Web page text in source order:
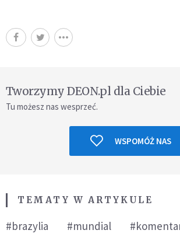
Tworzymy DEON.pl dla Ciebie
Tu możesz nas wesprzeć.
WSPOMÓŻ NAS
TEMATY W ARTYKULE
#brazylia #mundial